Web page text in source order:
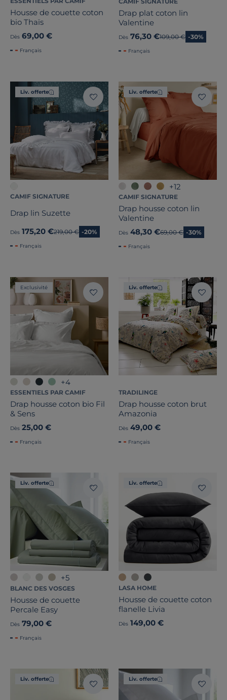
Housse de couette coton
bio Thaïs
Dès 69,00 €
Français
Drap plat coton lin
Valentine
Dès 76,30 €Ancien prix
109,00 € -30%
Français
Liv. offerte
CAMIF SIGNATURE
Drap lin Suzette
Dès 175,20 €Ancien prix
219,00 € -20%
Français
Liv. offerte
+12
CAMIF SIGNATURE
Drap housse coton lin
Valentine
Dès 48,30 €Ancien prix
69,00 € -30%
Français
Exclusivité
+4
ESSENTIELS PAR CAMIF
Drap housse coton bio Fil
& Sens
Dès 25,00 €
Français
Liv. offerte
TRADILINGE
Drap housse coton brut
Amazonia
Dès 49,00 €
Français
Liv. offerte
+5
BLANC DES VOSGES
Housse de couette
Percale Easy
Dès 79,00 €
Français
Liv. offerte
LASA HOME
Housse de couette coton
flanelle Livia
Dès 149,00 €
Liv. offerte Liv. offerte